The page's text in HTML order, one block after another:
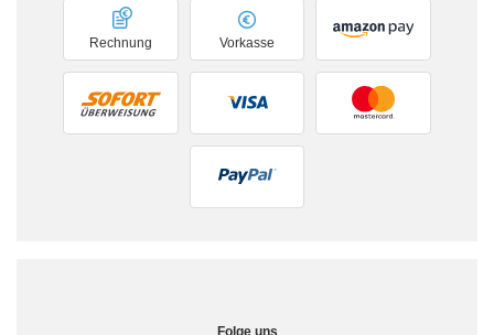
Vorkasse
Rechnung
Folge uns